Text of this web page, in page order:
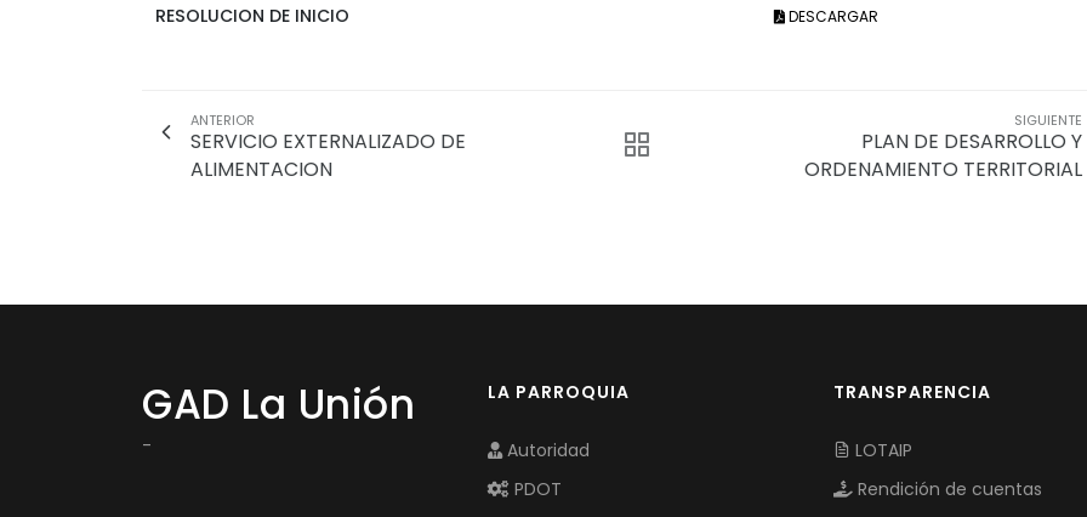
RESOLUCION DE INICIO DESCARGAR
ANTERIOR
SERVICIO EXTERNALIZADO DE
ALIMENTACION
SIGUIENTE
PLAN DE DESARROLLO Y
ORDENAMIENTO TERRITORIAL
GAD La Unión
-
LA PARROQUIA
Autoridad
PDOT
TRANSPARENCIA
LOTAIP
Rendición de cuentas